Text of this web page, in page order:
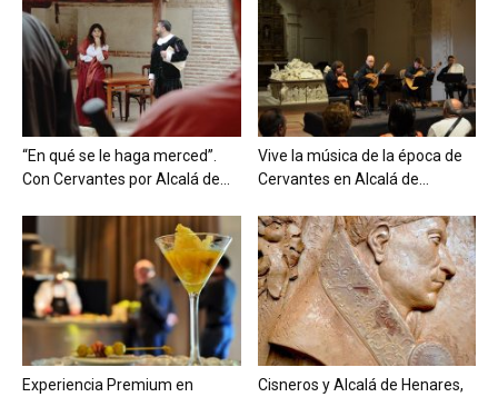
“En qué se le haga merced”.
Con Cervantes por Alcalá de...
Vive la música de la época de
Cervantes en Alcalá de...
Experiencia Premium en
Cisneros y Alcalá de Henares,